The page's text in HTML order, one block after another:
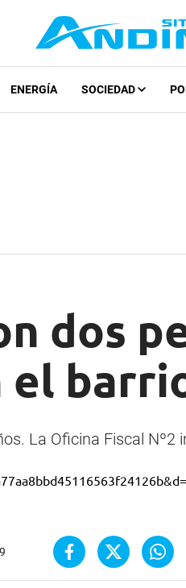
ENERGÍA SOCIEDAD
dos
el
La Oficina Fiscal Nº2